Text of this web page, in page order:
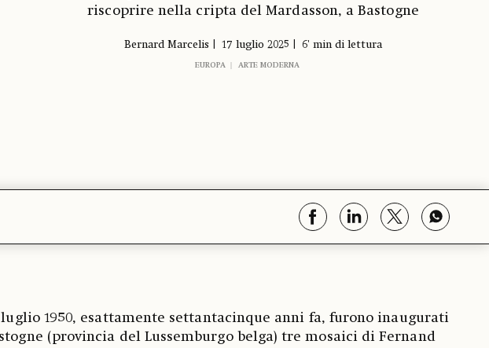
riscoprire nella cripta del Mardasson, a Bastogne
Bernard Marcelis 17 luglio 2025 6' min di lettura
EUROPA ARTE MODERNA
luglio 1950, esattamente settantacinque anni fa, furono inaugurati
(provincia del Lussemburgo belga) tre mosaici di Fernand